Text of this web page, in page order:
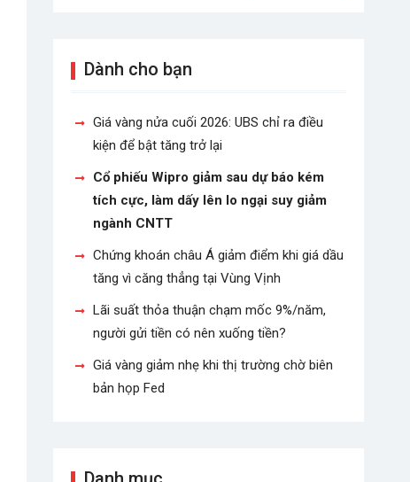
Dành cho bạn
Giá vàng nửa cuối 2026: UBS chỉ ra điều
kiện để bật tăng trở lại
Cổ phiếu Wipro giảm sau dự báo kém
tích cực, làm dấy lên lo ngại suy giảm
ngành CNTT
Chứng khoán châu Á giảm điểm khi giá dầu
tăng vì căng thẳng tại Vùng Vịnh
Lãi suất thỏa thuận chạm mốc 9%/năm,
người gửi tiền có nên xuống tiền?
Giá vàng giảm nhẹ khi thị trường chờ biên
bản họp Fed